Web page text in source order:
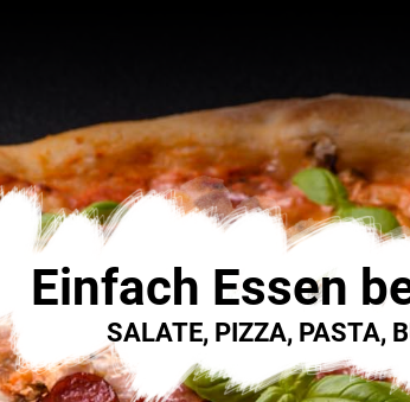
Einfach Essen
SALATE, PIZZA, PASTA,